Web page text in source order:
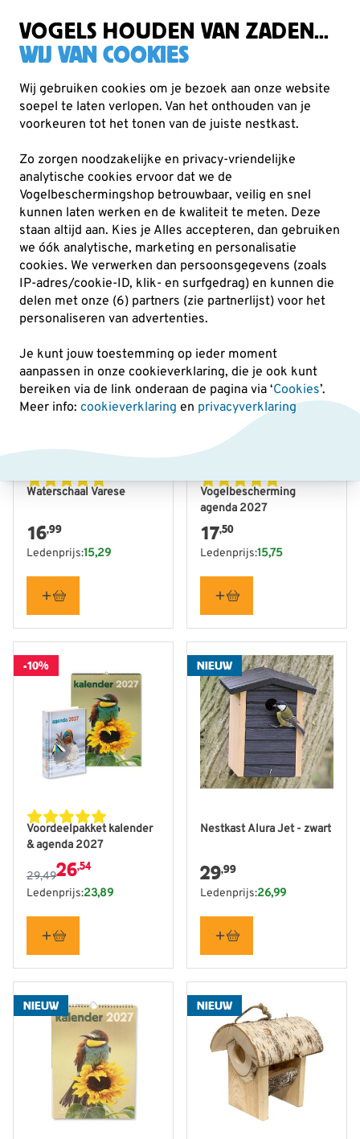
VOGELS HOUDEN VAN ZADEN...
WIJ VAN COOKIES
Wij gebruiken cookies om je bezoek aan onze website
soepel te laten verlopen. Van het onthouden van je
voorkeuren tot het tonen van de juiste nestkast.
Zo zorgen noodzakelijke en privacy-vriendelijke
analytische cookies ervoor dat we de
Vogelbeschermingshop betrouwbaar, veilig en snel
kunnen laten werken en de kwaliteit te meten. Deze
staan altijd aan. Kies je Alles accepteren, dan gebruiken
we óók analytische, marketing en personalisatie
cookies. We verwerken dan persoonsgegevens (zoals
IP-adres/cookie-ID, klik- en surfgedrag) en kunnen die
delen met onze (6) partners (zie partnerlijst) voor het
personaliseren van advertenties.
Je kunt jouw toestemming op ieder moment
aanpassen in onze cookieverklaring, die je ook kunt
bereiken via de link onderaan de pagina via ‘Cookies’.
Meer info: cookieverklaring en privacyverklaring
In de categorie nieuw ontdek je de nieuwste producten
uit de Vogelbeschermingshop. Van innovatief vogelvoer
tot slimme voedersystemen en natuurproduct Lees meer
45producten
Waterschaal Varese
16,99
Ledenprijs:15,29
Vogelbescherming
agenda 2027
17,50
Ledenprijs:15,75
-10%
Voordeelpakket kalender
& agenda 2027
De prijs is afhankelijk van de gekozen opties op de
29,4926,54
Ledenprijs:23,89
NIEUW
Nestkast Alura Jet - zwart
29,99
Ledenprijs:26,99
NIEUW NIEUW